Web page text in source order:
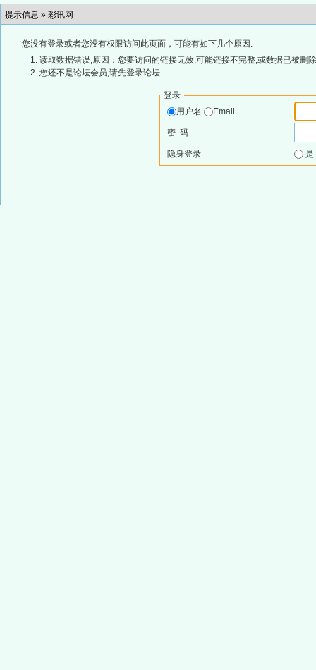
提示信息 » 彩讯网
您没有登录或者您没有权限访问此页面，可能有如下几个原因:
读取数据错误,原因：您要访问的链接无效,可能链接不完整,或数据已被删
您还不是论坛会员,请先登录论坛
登录
用户名
Email
密 码
隐身登录